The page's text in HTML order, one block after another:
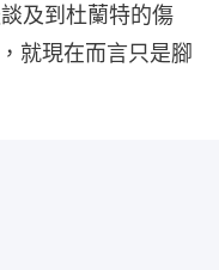
及到杜蘭特的傷
就現在而言只是腳